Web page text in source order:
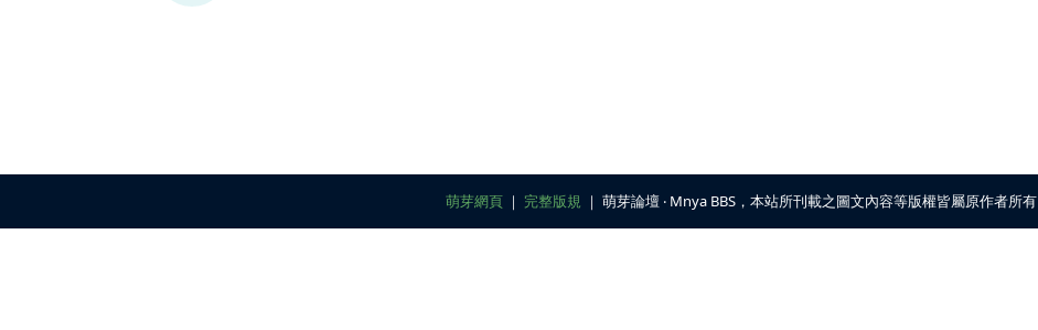
萌芽網頁 ｜ 完整版規 ｜ 萌芽論壇 ‧ Mnya BBS，本站所刊載之圖文內容等版權皆屬原作者所有